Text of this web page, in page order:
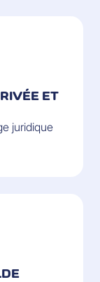
ET
juridique